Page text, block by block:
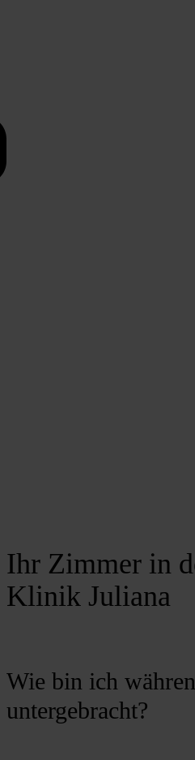
Ihr Zimmer in
Klinik Juliana
Wie bin ich
untergebracht?